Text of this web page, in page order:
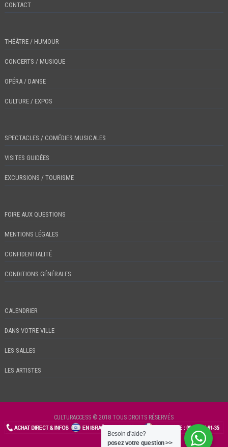
CONTACT
THÉÂTRE / HUMOUR
CONCERTS / MUSIQUE
OPÉRA / DANSE
CULTURE / EXPOS
SPECTACLES / COMÉDIES MUSICALES
VISITES GUIDÉES
EXCURSIONS / TOURISME
FOIRE AUX QUESTIONS
MENTIONS LÉGALES
CONFIDENTIALITÉ
CONDITIONS GÉNÉRALES
CALENDRIER
DANS VOTRE VILLE
LES SALLES
LES ARTISTES
CULTURACCESS © 2018 TOUS DROITS RÉSERVÉS
CHECKIN
Besoin d'aide?
posez votre question >>